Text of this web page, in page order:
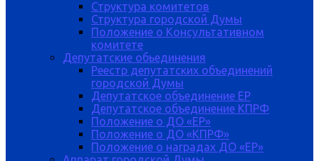
Структура комитетов
Структура городской Думы
Положение о Консультативном
комитете
Депутатские обьединения
Реестр депутатских объединений
городской Думы
Депутатское объединение ЕР
Депутатское объединение КПРФ
Положение о ДО «ЕР»
Положение о ДО «КПРФ»
Положение о наградах ДО «ЕР»